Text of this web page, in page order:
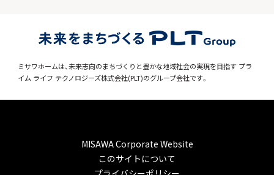
ミサワホームは、未来志向のまちづくりと豊かな地域社会の実現を目指す プラ
イム ライフ テクノロジーズ株式会社(PLT)のグループ会社です。
MISAWA Corporate Website
このサイトについて